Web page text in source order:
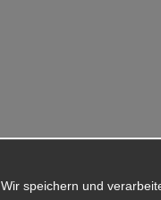
Wir speichern und